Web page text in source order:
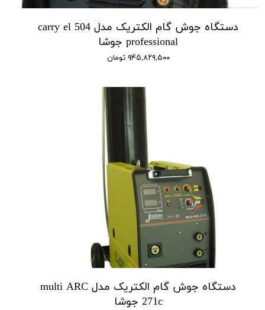
دستگاه جوش گام الکتریک مدل carry el 504
professional جوشا
۹۴۵,۸۲۹,۵۰۰ تومان
دستگاه جوش گام الکتریک مدل multi ARC
271c جوشا